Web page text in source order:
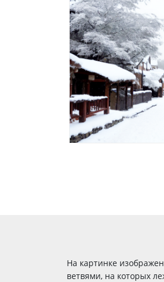
На картинке
ветвями, на которых